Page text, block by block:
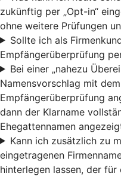
zukünftig per „Opt-in“
ohne weitere Prüfungen
Sollte ich als
Empfängerüberprüfung
Bei einer „nahezu
Namensvorschlag mit
Empfängerüberprüfung
dann der Klarname
Ehegattennamen
Kann ich zusätzlich zu
eingetragenen
hinterlegen lassen, der